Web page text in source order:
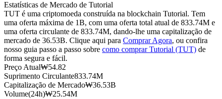
Copiar Trading
Estatísticas de Mercado de Tutorial
TUT é uma criptomoeda construída na blockchain Tutorial. Tem
uma oferta máxima de 1B, com uma oferta total atual de 833.74M e
uma oferta circulante de 833.74M, dando-lhe uma capitalização de
mercado de 36.53B. Clique aqui para Comprar Agora, ou confira
nosso guia passo a passo sobre como comprar Tutorial (TUT) de
forma segura e fácil.
Preço Atual₩54.82
Suprimento Circulante833.74M
Capitalização de Mercado₩36.53B
Volume(24h)₩25.54M